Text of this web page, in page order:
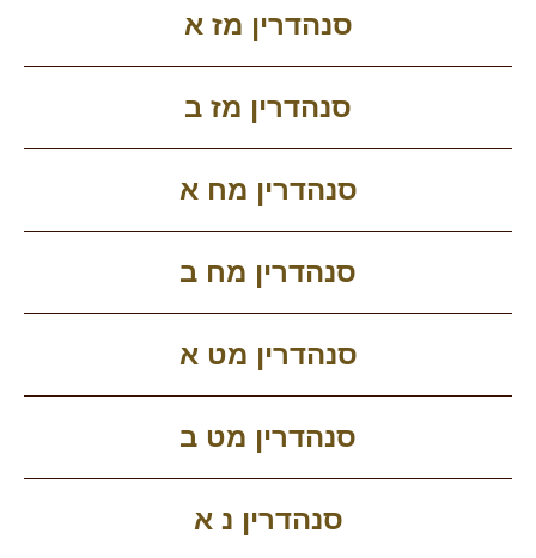
סנהדרין מז א
סנהדרין מז ב
סנהדרין מח א
סנהדרין מח ב
סנהדרין מט א
סנהדרין מט ב
סנהדרין נ א